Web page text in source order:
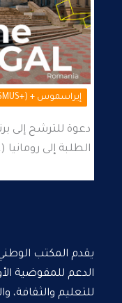
إيراسموس + (+ERASMUS)
الطلبة إلى رومانيا (UGAL)
يقدم المكتب
الدعم للمفوضية
للتعليم